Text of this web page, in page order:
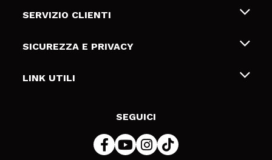
Chi siamo
Gift Cards
SERVIZIO CLIENTI
Spedizioni & Resi
Metodi di pagamamento
SICUREZZA E PRIVACY
Termini e condizioni
LINK UTILI
SEGUICI